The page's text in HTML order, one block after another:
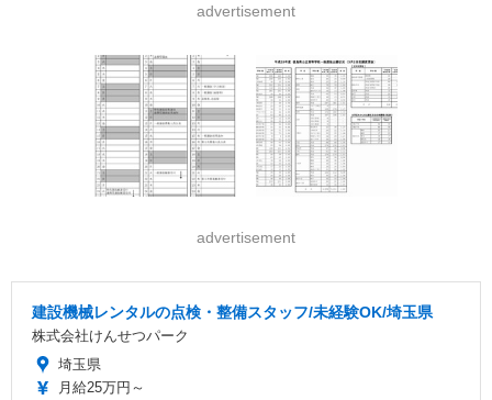
advertisement
advertisement
建設機械レンタルの点検・整備スタッフ/未経験OK/埼玉県
株式会社けんせつパーク
埼玉県
月給25万円～